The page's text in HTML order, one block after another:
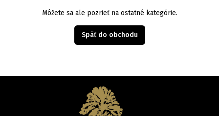
Môžete sa ale pozrieť na ostatné kategórie.
Späť do obchodu